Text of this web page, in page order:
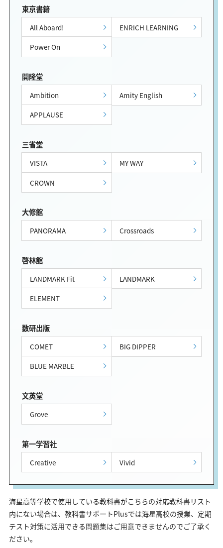
東京書籍
All Aboard!
ENRICH LEARNING
Power On
開隆堂
Ambition
Amity English
APPLAUSE
三省堂
VISTA
MY WAY
CROWN
大修館
PANORAMA Crossroads
啓林館
LANDMARK Fit
LANDMARK
ELEMENT
数研出版
COMET
BIG DIPPER
BLUE MARBLE
文英堂
Grove
第一学習社
Creative Vivid
海星高等学校で使用している教科書がこちらの対応教科書リスト
内にない場合は、教科書サポートPlusでは海星高校の授業、定期
テスト対策に活用できる問題集はご用意できませんのでご了承く
ださい。